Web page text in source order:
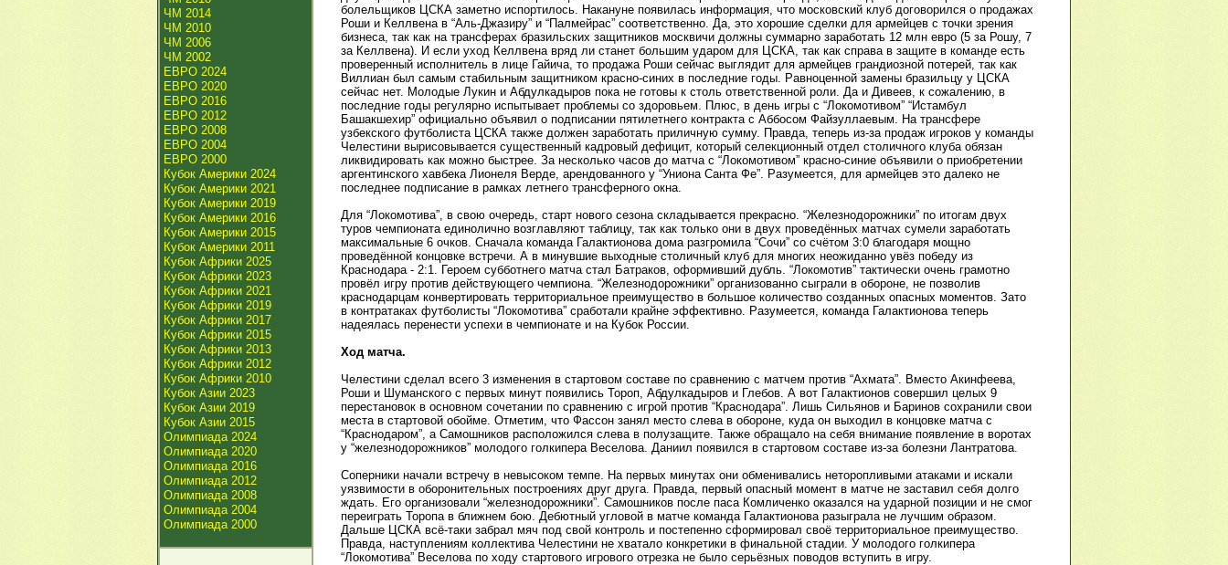
ЧМ 2014
ЧМ 2010
ЧМ 2006
ЧМ 2002
ЕВРО 2024
ЕВРО 2020
ЕВРО 2016
ЕВРО 2012
ЕВРО 2008
ЕВРО 2004
ЕВРО 2000
Кубок Америки 2024
Кубок Америки 2021
Кубок Америки 2019
Кубок Америки 2016
Кубок Америки 2015
Кубок Америки 2011
Кубок Африки 2025
Кубок Африки 2023
Кубок Африки 2021
Кубок Африки 2019
Кубок Африки 2017
Кубок Африки 2015
Кубок Африки 2013
Кубок Африки 2012
Кубок Африки 2010
Кубок Азии 2023
Кубок Азии 2019
Кубок Азии 2015
Олимпиада 2024
Олимпиада 2020
Олимпиада 2016
Олимпиада 2012
Олимпиада 2008
Олимпиада 2004
Олимпиада 2000
болельщиков ЦСКА заметно испортилось. Накануне появилась информация, что московский клуб договорился о продажах
Роши и Келлвена в “Аль-Джазиру” и “Палмейрас” соответственно. Да, это хорошие сделки для армейцев с точки зрения
бизнеса, так как на трансферах бразильских защитников москвичи должны суммарно заработать 12 млн евро (5 за Рошу, 7
за Келлвена). И если уход Келлвена вряд ли станет большим ударом для ЦСКА, так как справа в защите в команде есть
проверенный исполнитель в лице Гайича, то продажа Роши сейчас выглядит для армейцев грандиозной потерей, так как
Виллиан был самым стабильным защитником красно-синих в последние годы. Равноценной замены бразильцу у ЦСКА
сейчас нет. Молодые Лукин и Абдулкадыров пока не готовы к столь ответственной роли. Да и Дивеев, к сожалению, в
последние годы регулярно испытывает проблемы со здоровьем. Плюс, в день игры с “Локомотивом” “Истамбул
Башакшехир” официально объявил о подписании пятилетнего контракта с Аббосом Файзуллаевым. На трансфере
узбекского футболиста ЦСКА также должен заработать приличную сумму. Правда, теперь из-за продаж игроков у команды
Челестини вырисовывается существенный кадровый дефицит, который селекционный отдел столичного клуба обязан
ликвидировать как можно быстрее. За несколько часов до матча с “Локомотивом” красно-синие объявили о приобретении
аргентинского хавбека Лионеля Верде, арендованного у “Униона Санта Фе”. Разумеется, для армейцев это далеко не
последнее подписание в рамках летнего трансферного окна.
Для “Локомотива”, в свою очередь, старт нового сезона складывается прекрасно. “Железнодорожники” по итогам двух
туров чемпионата единолично возглавляют таблицу, так как только они в двух проведённых матчах сумели заработать
максимальные 6 очков. Сначала команда Галактионова дома разгромила “Сочи” со счётом 3:0 благодаря мощно
проведённой концовке встречи. А в минувшие выходные столичный клуб для многих неожиданно увёз победу из
Краснодара - 2:1. Героем субботнего матча стал Батраков, оформивший дубль. “Локомотив” тактически очень грамотно
провёл игру против действующего чемпиона. “Железнодорожники” организованно сыграли в обороне, не позволив
краснодарцам конвертировать территориальное преимущество в большое количество созданных опасных моментов. Зато
в контратаках футболисты “Локомотива” сработали крайне эффективно. Разумеется, команда Галактионова теперь
надеялась перенести успехи в чемпионате и на Кубок России.
Ход матча.
Челестини сделал всего 3 изменения в стартовом составе по сравнению с матчем против “Ахмата”. Вместо Акинфеева,
Роши и Шуманского с первых минут появились Тороп, Абдулкадыров и Глебов. А вот Галактионов совершил целых 9
перестановок в основном сочетании по сравнению с игрой против “Краснодара”. Лишь Сильянов и Баринов сохранили свои
места в стартовой обойме. Отметим, что Фассон занял место слева в обороне, куда он выходил в концовке матча с
“Краснодаром”, а Самошников расположился слева в полузащите. Также обращало на себя внимание появление в воротах
у “железнодорожников” молодого голкипера Веселова. Даниил появился в стартовом составе из-за болезни Лантратова.
Соперники начали встречу в невысоком темпе. На первых минутах они обменивались неторопливыми атаками и искали
уязвимости в оборонительных построениях друг друга. Правда, первый опасный момент в матче не заставил себя долго
ждать. Его организовали “железнодорожники”. Самошников после паса Комличенко оказался на ударной позиции и не смог
переиграть Торопа в ближнем бою. Дебютный угловой в матче команда Галактионова разыграла не лучшим образом.
Дальше ЦСКА всё-таки забрал мяч под свой контроль и постепенно сформировал своё территориальное преимущество.
Правда, наступлениям коллектива Челестини не хватало конкретики в финальной стадии. У молодого голкипера
“Локомотива” Веселова по ходу стартового игрового отрезка не было серьёзных поводов вступить в игру.